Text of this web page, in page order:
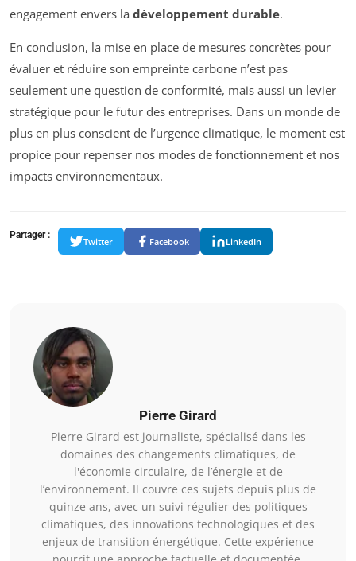
engagement envers la développement durable.
En conclusion, la mise en place de mesures concrètes pour
évaluer et réduire son empreinte carbone n’est pas
seulement une question de conformité, mais aussi un levier
stratégique pour le futur des entreprises. Dans un monde de
plus en plus conscient de l’urgence climatique, le moment est
propice pour repenser nos modes de fonctionnement et nos
impacts environnementaux.
Partager :
Twitter Facebook LinkedIn
Pierre Girard
Pierre Girard est journaliste, spécialisé dans les
domaines des changements climatiques, de
l'économie circulaire, de l’énergie et de
l’environnement. Il couvre ces sujets depuis plus de
quinze ans, avec un suivi régulier des politiques
climatiques, des innovations technologiques et des
enjeux de transition énergétique. Cette expérience